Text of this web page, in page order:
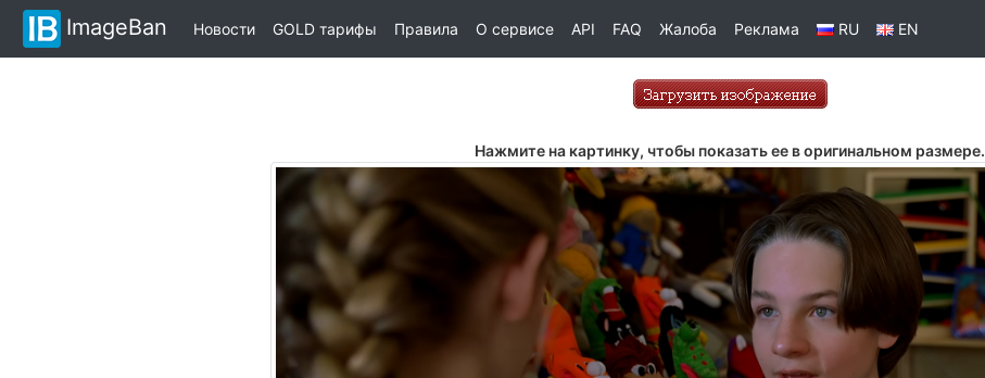
ImageBan Новости GOLD тарифы Правила О сервисе API FAQ Жалоба Реклама RU EN
Нажмите на картинку, чтобы показать ее в оригинальном размере.